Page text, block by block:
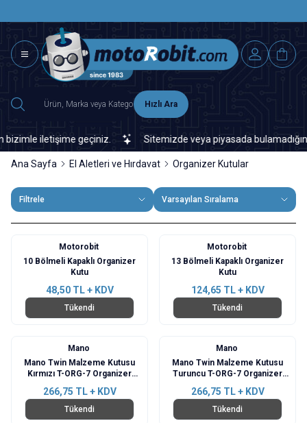
Hızlı Ara
iletişime geçiniz. Sitemizde veya piyasada
Ana Sayfa El Aletleri ve Hırdavat Organizer Kutular
Filtrele Varsayılan Sıralama
Motorobit
10 Bölmeli Kapaklı Organizer
Kutu
48,50TL + KDV
Tükendi
Motorobit
13 Bölmeli Kapaklı Organizer
Kutu
124,65 TL + KDV
Tükendi
Mano
Mano Twin Malzeme Kutusu
Kırmızı T-ORG-7 Organizer
266,75 TL + KDV
Tükendi
Mano
Mano Twin Malzeme Kutusu
Turuncu T-ORG-7 Organizer
266,75 TL + KDV
Tükendi